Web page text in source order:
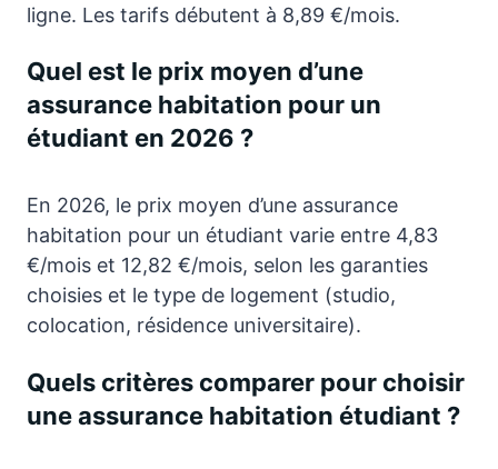
ligne. Les tarifs débutent à 8,89 €/mois.
Quel est le prix moyen d’une
assurance habitation pour un
étudiant en 2026 ?
En 2026, le prix moyen d’une assurance
habitation pour un étudiant varie entre 4,83
€/mois et 12,82 €/mois, selon les garanties
choisies et le type de logement (studio,
colocation, résidence universitaire).
Quels critères comparer pour choisir
une assurance habitation étudiant ?